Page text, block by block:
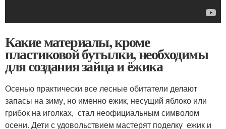
Какие материалы, кроме
пластиковой бутылки, необходимы
для создания зайца и ёжика
Осенью практически все лесные обитатели делают
запасы на зиму, но именно ежик, несущий яблоко или
грибок на иголках, стал неофициальным символом
осени. Дети с удовольствием мастерят поделку ежик и